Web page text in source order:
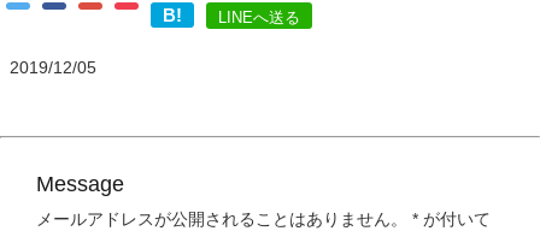
B! LINEへ送る
2019/12/05
Message
メールアドレスが公開されることはありません。 * が付いて